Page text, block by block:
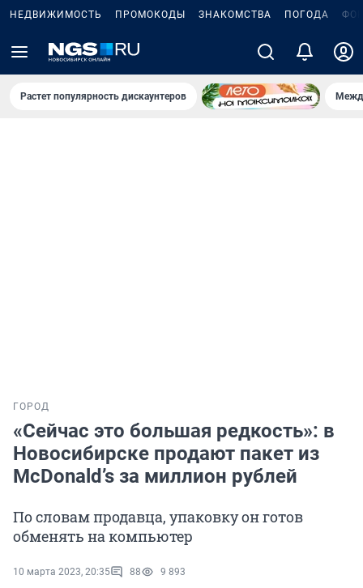
НЕДВИЖИМОСТЬ ПРОМОКОДЫ ЗНАКОМСТВА ПОГОДА
Растет популярность дискаунтеров
ГОРОД
«Сейчас это большая редкость»: в
Новосибирске продают пакет из
McDonald’s за миллион рублей
По словам продавца, упаковку он готов
обменять на компьютер
10 марта 2023, 20:35 88 9 893